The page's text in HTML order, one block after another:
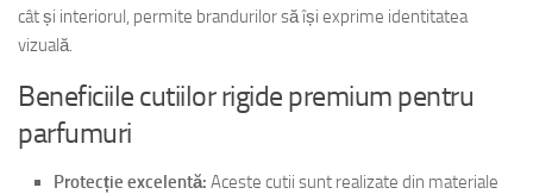
cât și interiorul, permite brandurilor să își exprime identitatea
vizuală.
Beneficiile cutiilor rigide premium pentru
parfumuri
Protecție excelentă: Aceste cutii sunt realizate din materiale